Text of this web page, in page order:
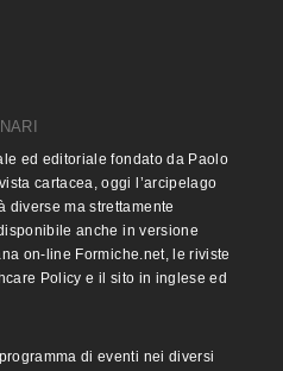
ed editoriale fondato da Paolo
cartacea, oggi l’arcipelago
diverse ma strettamente
anche in versione
on-line Formiche.net, le riviste
Policy e il sito in inglese ed
di eventi nei diversi